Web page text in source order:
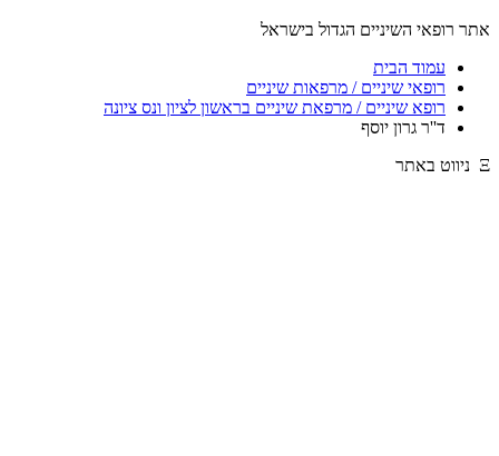
אתר רופאי השיניים הגדול בישראל
עמוד הבית
רופאי שיניים / מרפאות שיניים
רופא שיניים / מרפאת שיניים בראשון לציון ונס ציונה
ד''ר גרון יוסף
Ξ ניווט באתר